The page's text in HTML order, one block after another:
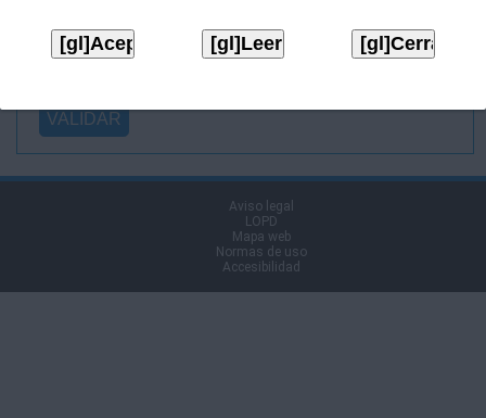
firma (.p7s):
Aviso legal
LOPD
Mapa web
Normas de uso
Accesibilidad